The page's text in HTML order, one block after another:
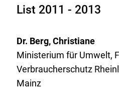
list.
List 2011 - 2013
Dr. Berg, Christiane
Ministerium für Umwelt,
Verbraucherschutz
Mainz